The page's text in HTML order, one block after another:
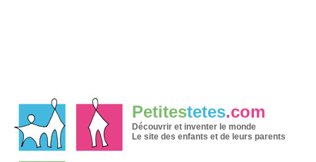
Petitestetes.com
Découvrir et inventer le monde
Le site des enfants et de leurs parents